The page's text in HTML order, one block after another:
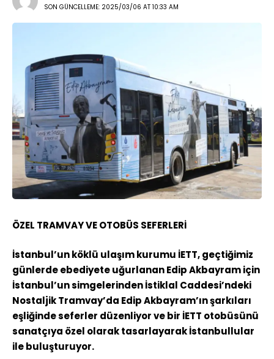
SON GÜNCELLEME: 2025/03/06 AT 10:33 AM
ÖZEL TRAMVAY VE OTOBÜS SEFERLERİ
İstanbul’un köklü ulaşım kurumu İETT, geçtiğimiz
günlerde ebediyete uğurlanan Edip Akbayram için
İstanbul’un simgelerinden İstiklal Caddesi’ndeki
Nostaljik Tramvay’da Edip Akbayram’ın şarkıları
eşliğinde seferler düzenliyor ve bir İETT otobüsünü
sanatçıya özel olarak tasarlayarak İstanbullular
ile buluşturuyor.